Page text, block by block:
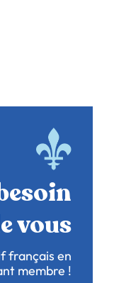
vous
français en
membre !